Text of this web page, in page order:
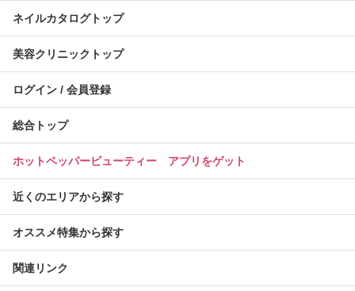
ネイルカタログトップ
美容クリニックトップ
ログイン / 会員登録
総合トップ
ホットペッパービューティー アプリをゲット
近くのエリアから探す
オススメ特集から探す
関連リンク